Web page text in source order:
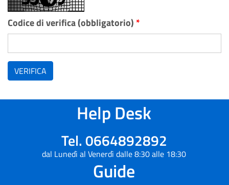
Codice di verifica (obbligatorio) *
VERIFICA
Help Desk
Tel. 0664892892
dal Lunedì al Venerdì dalle 8:30 alle 18:30
Guide